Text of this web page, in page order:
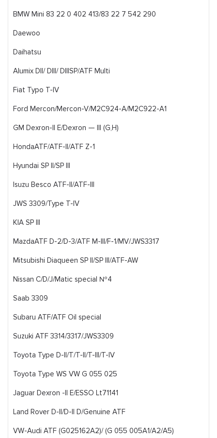
BMW Mini 83 22 0 402 413/83 22 7 542 290
Daewoo
Daihatsu
Alumix DII/ DIII/ DIIISP/ATF Multi
Fiat Typo T-IV
Ford Mercon/Mercon-V/M2C924-A/M2C922-A1
GM Dexron-II E/Dexron — III (G,H)
HondaATF/ATF-II/ATF Z-1
Hyundai SP II/SP III
Isuzu Besco ATF-II/ATF-III
JWS 3309/Type T-IV
KIA SP III
MazdaATF D-2/D-3/ATF M-III/F-1/MV/JWS3317
Mitsubishi Diaqueen SP II/SP III/ATF-AW
Nissan C/D/J/Matic special №4
Saab 3309
Subaru ATF/ATF Oil special
Suzuki ATF 3314/3317/JWS3309
Toyota Type D-II/T/T-II/T-III/T-IV
Toyota Type WS VW G 055 025
Jaguar Dexron -II E/ESSO Lt71141
Land Rover D-II/D-II D/Genuine ATF
VW-Audi ATF (G025162A2)/ (G 055 005A1/A2/A5)